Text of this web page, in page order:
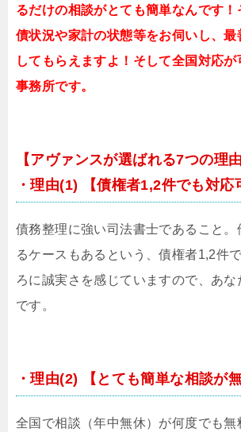
るだけの相談がとても簡単なんです！
債状況や家計の状態等をお伺いし、最
してもらえますよ！そして全国対応
事務所です。
【アヴァンスが選ばれる7つの理
・理由(1) 【債権者1,2件でも対応
債務整理に強い司法書士であること。
るケースもあるという、債権者1,2件
ろに誠実さを感じていますので、あな
です。
・理由(2) 【とても簡単な相談が無
全国で相談（年中無休）が何度でも無